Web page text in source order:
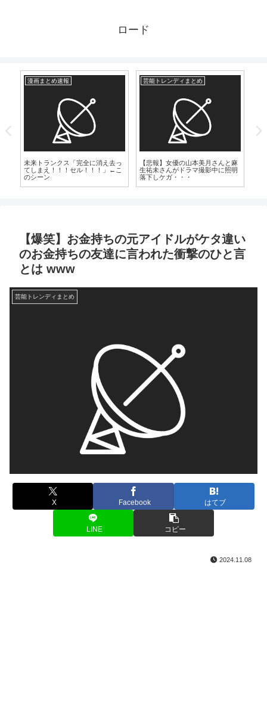
ロード
漫画まとめ速報
未来トランクス「完全に消え去っ
てしまえ！！！セル！！！」←こ
のシーン
芸能トレンディまとめ
【悲報】女優の山本美月さんと麻
生祐未さんがドラマ撮影中に照明
落下しケガ・・・
【爆笑】お金持ちの元アイドルがケタ違い
のお金持ちの友達に言われた衝撃のひと言
とは www
芸能トレンディまとめ
X Facebook はてブ
LINE コピー
2024.11.08